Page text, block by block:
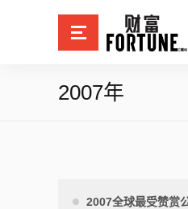
2007年
2007全球最受赞赏